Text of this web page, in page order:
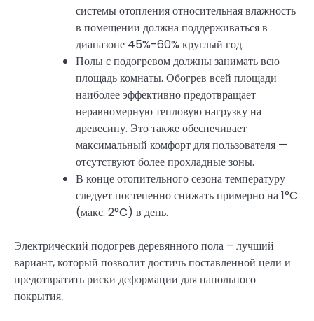
системы отопления относительная влажность
в помещении должна поддерживаться в
диапазоне 45%-60% круглый год.
Полы с подогревом должны занимать всю
площадь комнаты. Обогрев всей площади
наиболее эффективно предотвращает
неравномерную тепловую нагрузку на
древесину. Это также обеспечивает
максимальный комфорт для пользователя —
отсутствуют более прохладные зоны.
В конце отопительного сезона температуру
следует постепенно снижать примерно на 1°C
(макс. 2°C) в день.
Электрический подогрев деревянного пола – лучший
вариант, который позволит достичь поставленной цели и
предотвратить риски деформации для напольного
покрытия.